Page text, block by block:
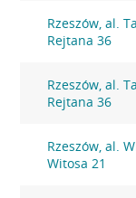
Rzeszów, al.
Rejtana 36
Rzeszów, al.
Rejtana 36
Rzeszów, al.
Witosa 21